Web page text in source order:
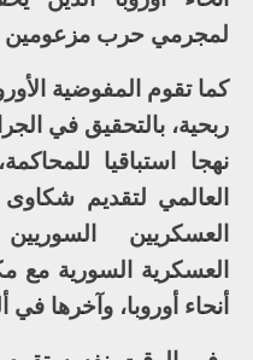
لمجرمي حرب مزعومين
كما تقوم المفوضية
ربحية، بالتحقيق في
نهجا استباقيا
العالمي لتقديم
العسكريين
العسكرية السورية مع
أنحاء أوروبا، وآخرها في